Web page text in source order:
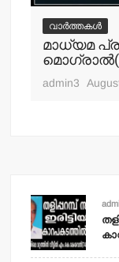
വാർത്തകൾ
മാധ്യമ
admin3